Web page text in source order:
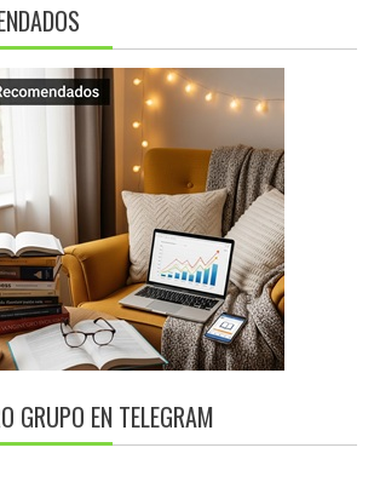
GRUPO EN TELEGRAM